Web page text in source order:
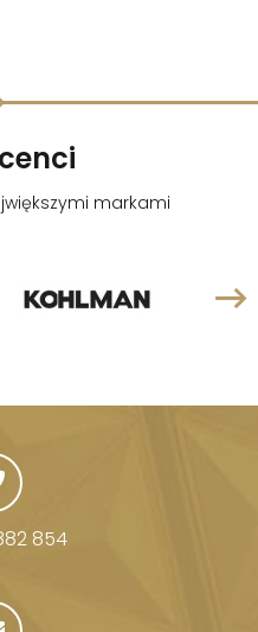
markami
854